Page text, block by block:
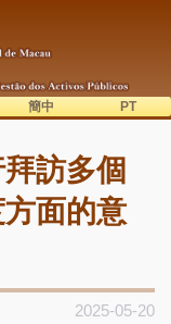
訪多個
面的意
2025-05-20